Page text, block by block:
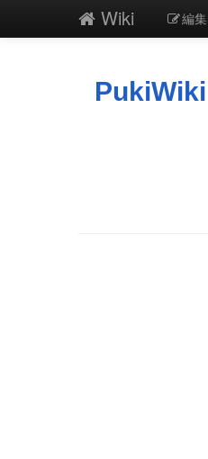
Wiki 編集
PukiWiki